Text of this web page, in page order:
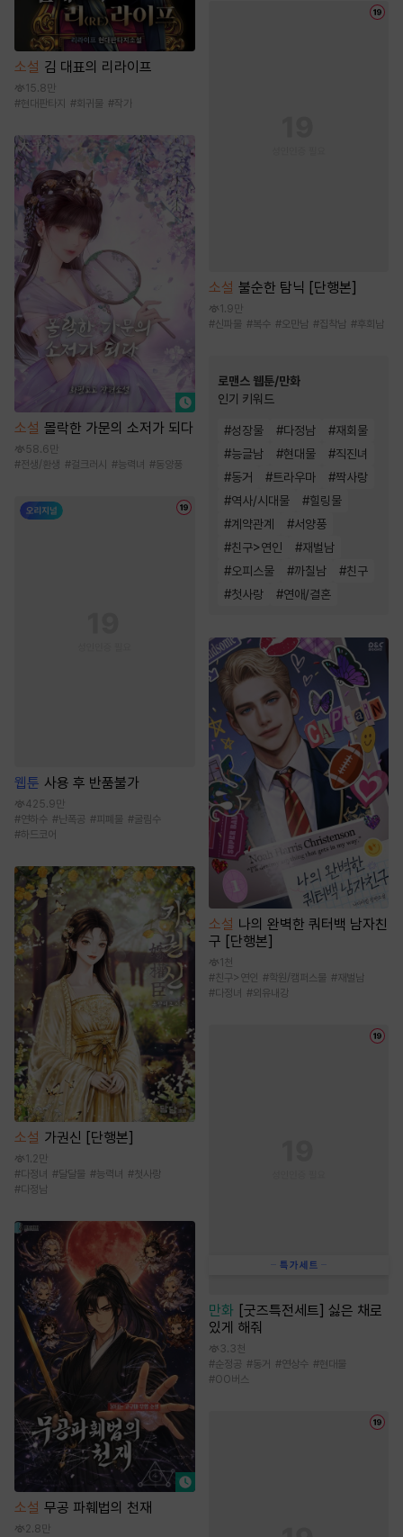
소설 김 대표의 리라이프
15.8만
#현대판타지 #회귀물 #작가
소설 몰락한 가문의 소저가 되다
58.6만
#전생/환생 #걸크러시 #능력녀 #동양풍
웹툰 사용 후 반품불가
425.9만
#연하수 #난폭공 #피폐물 #굴림수
#하드코어
소설 가권신 [단행본]
1.2만
#다정녀 #달달물 #능력녀 #첫사랑
#다정남
소설 무공 파훼법의 천재
2.8만
소설 불순한 탐닉 [단행본]
1.9만
#신파물 #복수 #오만남 #집착남 #후회남
로맨스 웹툰/만화
인기 키워드
#성장물 #다정남 #재회물
#능글남 #현대물 #직진녀
#동거 #트라우마 #짝사랑
#역사/시대물 #힐링물
#계약관계 #서양풍
#친구>연인 #재벌남
#오피스물 #까칠남 #친구
#첫사랑 #연애/결혼
소설 나의 완벽한 쿼터백 남자친
구 [단행본]
1천
#친구>연인 #학원/캠퍼스물 #재벌남
#다정녀 #외유내강
만화
[굿즈특전세트] 싫은 채로
있게 해줘
3.3천
#순정공 #동거 #연상수 #현대물
#OO버스